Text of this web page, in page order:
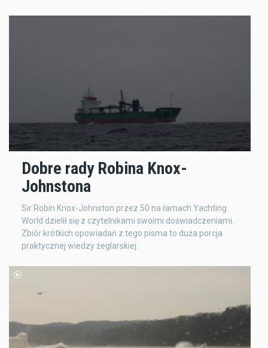
Dobre rady Robina Knox-
Johnstona
Sir Robin Knox-Johnston przez 50 na łamach Yachting
World dzielił się z czytelnikami swoimi doświadczeniami.
Zbiór krótkich opowiadań z tego pisma to duża porcja
praktycznej wiedzy żeglarskiej.